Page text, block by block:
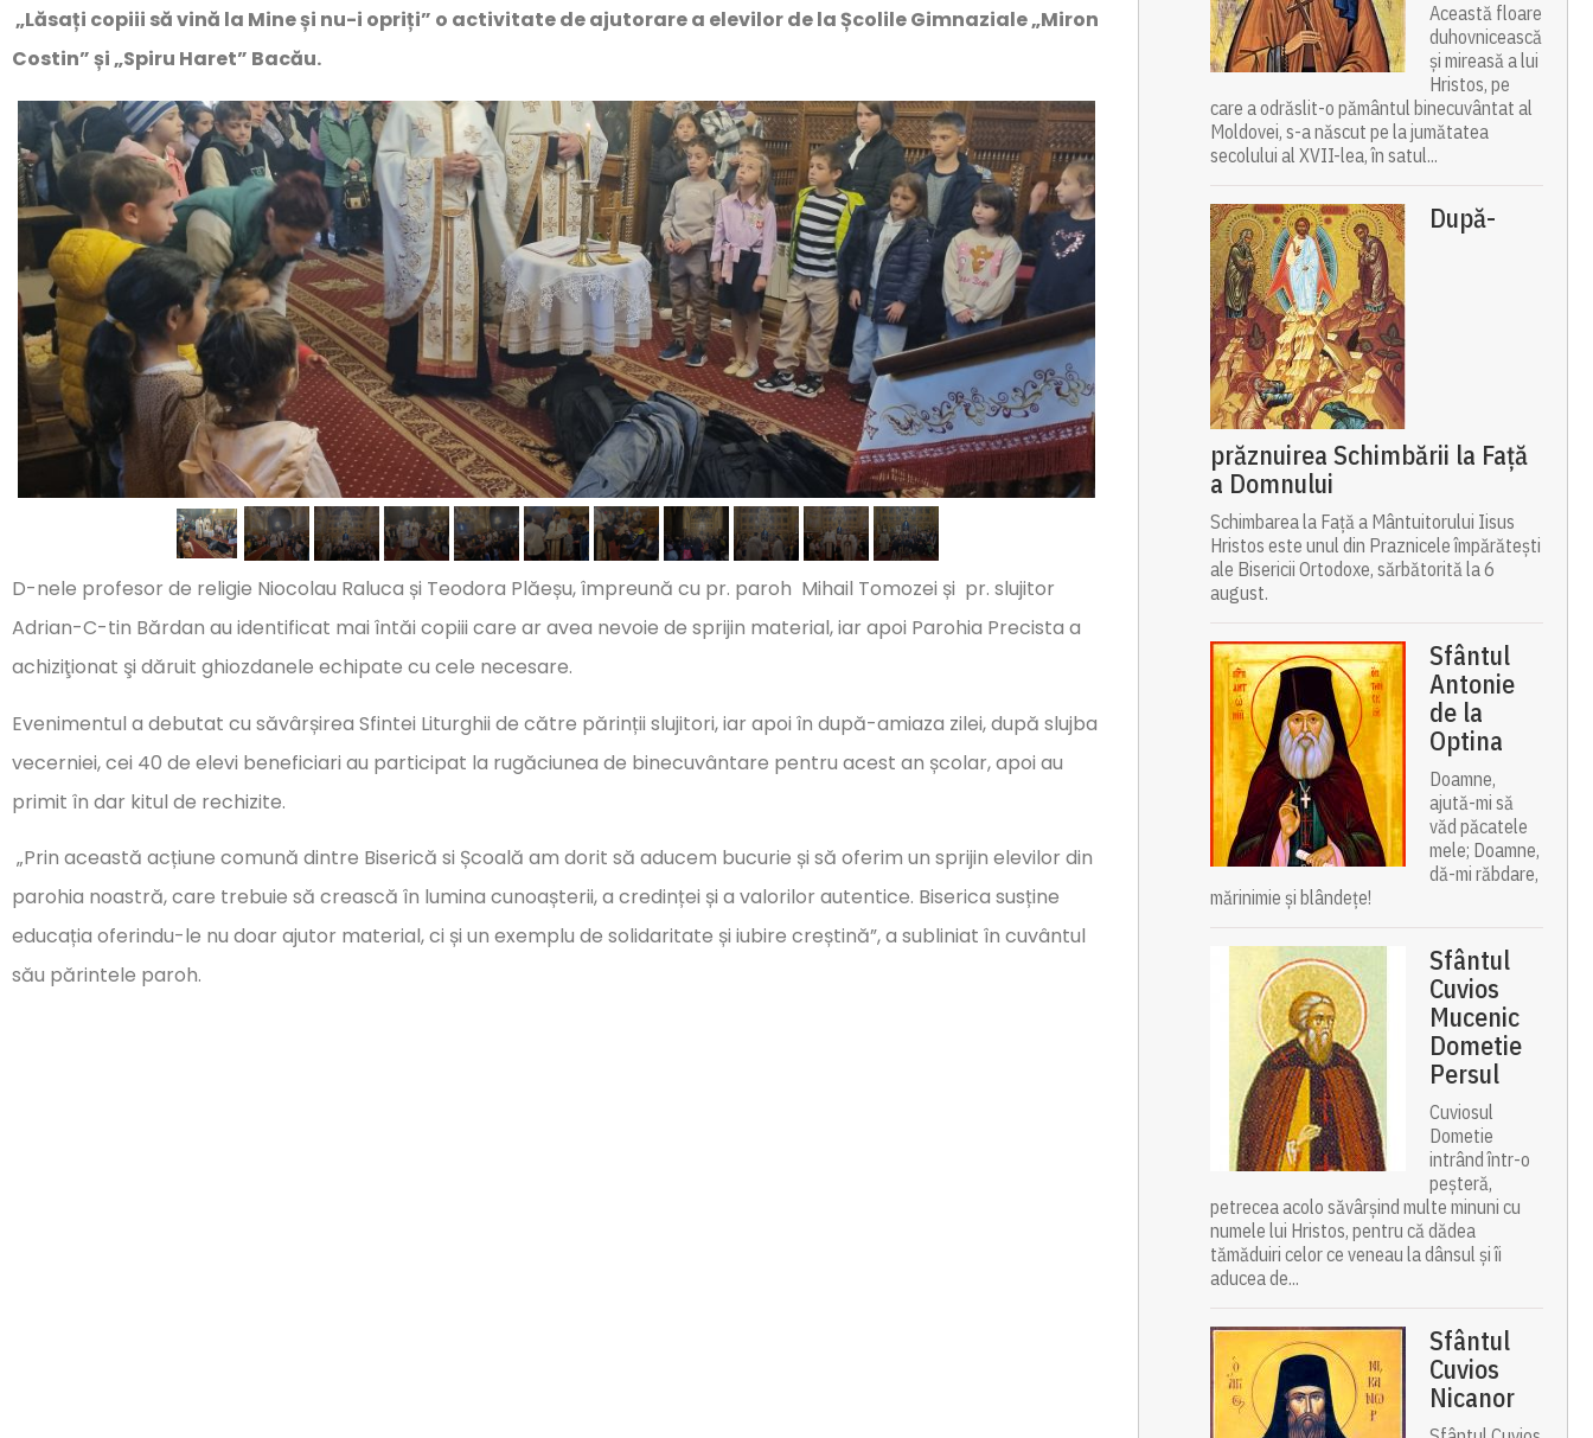
„Lăsați copiii să vină la Mine și nu-i opriți” o activitate de ajutorare a elevilor de la Școlile Gimnaziale „Miron
Costin” și „Spiru Haret” Bacău.
D-nele profesor de religie Niocolau Raluca și Teodora Plăeșu, împreună cu pr. paroh Mihail Tomozei și pr. slujitor
Adrian-C-tin Bărdan au identificat mai întăi copiii care ar avea nevoie de sprijin material, iar apoi Parohia Precista a
achiziţionat şi dăruit ghiozdanele echipate cu cele necesare.
Evenimentul a debutat cu săvârșirea Sfintei Liturghii de către părinții slujitori, iar apoi în după-amiaza zilei, după slujba
vecerniei, cei 40 de elevi beneficiari au participat la rugăciunea de binecuvântare pentru acest an școlar, apoi au
primit în dar kitul de rechizite.
„Prin această acțiune comună dintre Biserică si Școală am dorit să aducem bucurie și să oferim un sprijin elevilor din
parohia noastră, care trebuie să crească în lumina cunoașterii, a credinței și a valorilor autentice. Biserica susține
educația oferindu-le nu doar ajutor material, ci și un exemplu de solidaritate și iubire creștină”, a subliniat în cuvântul
său părintele paroh.
Această floare
duhovnicească
și mireasă a lui
Hristos, pe
care a odrăslit-o pământul binecuvântat al
Moldovei, s-a născut pe la jumătatea
secolului al XVII-lea, în satul...
După-
prăznuirea Schimbării la Față
a Domnului
Schimbarea la Față a Mântuitorului Iisus
Hristos este unul din Praznicele împărătești
ale Bisericii Ortodoxe, sărbătorită la 6
august.
Sfântul
Antonie
de la
Optina
Doamne,
ajută-mi să
văd păcatele
mele; Doamne,
dă-mi răbdare,
mărinimie şi blândeţe!
Sfântul
Cuvios
Mucenic
Dometie
Persul
Cuviosul
Dometie
intrând într-o
peșteră,
petrecea acolo săvârșind multe minuni cu
numele lui Hristos, pentru că dădea
tămăduiri celor ce veneau la dânsul și îi
aducea de...
Sfântul
Cuvios
Nicanor